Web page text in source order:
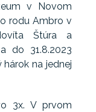
v Novom
rodu Ambro v
Štúra a
do 31.8.2023
na jednej
3x. V prvom